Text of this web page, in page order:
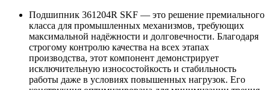
Подшипник 361204R SKF — это решение премиального
класса для промышленных механизмов, требующих
максимальной надёжности и долговечности. Благодаря
строгому контролю качества на всех этапах
производства, этот компонент демонстрирует
исключительную износостойкость и стабильность
работы даже в условиях повышенных нагрузок. Его